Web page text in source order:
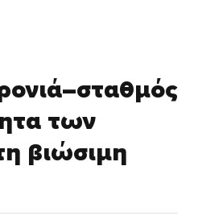
των
βιώσιμη